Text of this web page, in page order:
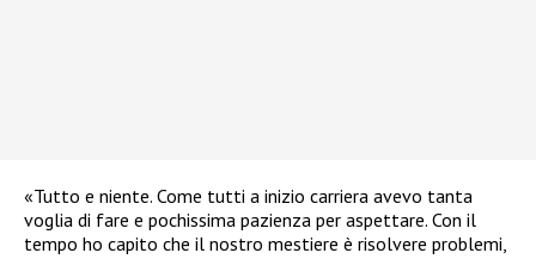
«Tutto e niente. Come tutti a inizio carriera avevo tanta
voglia di fare e pochissima pazienza per aspettare. Con il
tempo ho capito che il nostro mestiere è risolvere problemi,